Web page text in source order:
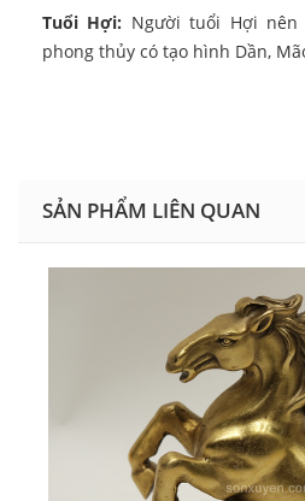
Tuổi Hợi: Người tuổi Hợi
phong thủy có tạo hình Dần,
SẢN PHẨM LIÊN QUAN